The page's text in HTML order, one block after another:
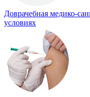
Доврачебная медико-
условиях